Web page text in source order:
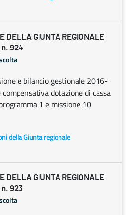
DELLA GIUNTA REGIONALE
n. 924
e bilancio gestionale 2016-
dotazione di cassa
1 e missione 10
della Giunta regionale
DELLA GIUNTA REGIONALE
n. 923